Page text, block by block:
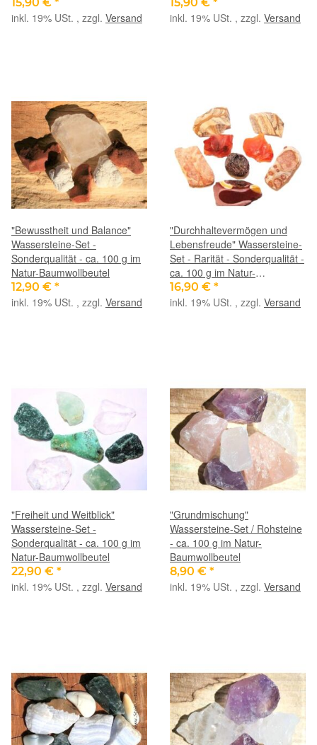
inkl. 19% USt. , zzgl. Versand inkl. 19% USt. , zzgl. Versand
"Bewusstheit und Balance"
Wassersteine-Set -
Sonderqualität - ca. 100 g im
Natur-Baumwollbeutel
12,90 € *
inkl. 19% USt. , zzgl. Versand
"Durchhaltevermögen und
Lebensfreude" Wassersteine-
Set - Rarität - Sonderqualität -
ca. 100 g im Natur-
Baumwollbeutel (GKS)
16,90 € *
inkl. 19% USt. , zzgl. Versand
"Freiheit und Weitblick"
Wassersteine-Set -
Sonderqualität - ca. 100 g im
Natur-Baumwollbeutel
22,90 € *
inkl. 19% USt. , zzgl. Versand
"Grundmischung"
Wassersteine-Set / Rohsteine
- ca. 100 g im Natur-
Baumwollbeutel
8,90 € *
inkl. 19% USt. , zzgl. Versand